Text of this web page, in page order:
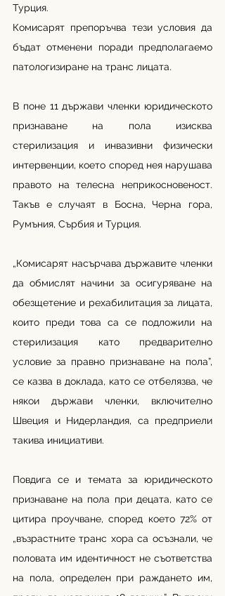
Турция.
Комисарят препоръчва тези условия да
бъдат отменени поради предполагаемо
патологизиране на транс лицата.
В поне 11 държави членки юридическото
признаване на пола изисква
стерилизация и инвазивни физически
интервенции, което според нея нарушава
правото на телесна неприкосновеност.
Такъв е случаят в Босна, Черна гора,
Румъния, Сърбия и Турция.
„Комисарят насърчава държавите членки
да обмислят начини за осигуряване на
обезщетение и рехабилитация за лицата,
които преди това са се подложили на
стерилизация като предварително
условие за правно признаване на пола”,
се казва в доклада, като се отбелязва, че
някои държави членки, включително
Швеция и Нидерландия, са предприели
такива инициативи.
Повдига се и темата за юридическото
признаване на пола при децата, като се
цитира проучване, според което 72% от
„възрастните транс хора са осъзнали, че
половата им идентичност не съответства
на пола, определен при раждането им,